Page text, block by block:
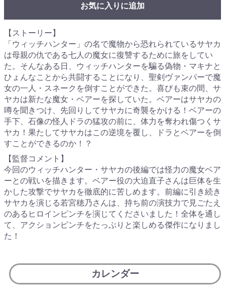
お気に入りに追加
【ストーリー】
「ウィッチハンター」の名で魔物から恐れられているサヤカ
は母親の仇である七人の魔女に復讐するために旅をしてい
た。そんなある日、ウィッチハンターを騙る偽物・マキナと
ひょんなことから共闘することになり、聖剣ヴァンパーで魔
女の一人・スネークを倒すことができた。喜びも束の間、サ
ヤカは新たな魔女・ベアーを探していた。ベアーはサヤカの
噂を聞きつけ、先回りしてサヤカに奇襲をかける！ベアーの
手下、石像の怪人ドラの猛攻の前に、体力を奪われ傷つくサ
ヤカ！果たしてサヤカはこの逆境を覆し、ドラとベアーを倒
すことができるのか！？
【監督コメント】
今回のウィッチハンター・サヤカの後編では怪力の魔女ベア
ーとの戦いを描きます。ベアー役の大迫直子さんは巨体を生
かした攻撃でサヤカを徹底的に苦しめます。前編に引き続き
サヤカを演じる若宮穂乃さんは、持ち前の演技力で見ごたえ
のあるヒロインピンチを演じてくださいました！全体を通し
て、アクションピンチをたっぷりと楽しめる傑作になりまし
た！
カレンダー